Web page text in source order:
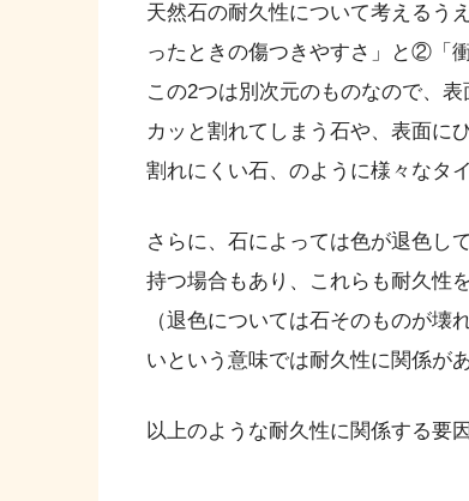
天然石の耐久性について考えるう
ったときの傷つきやすさ」と②「
この2つは別次元のものなので、
カッと割れてしまう石や、表面に
割れにくい石、のように様々なタ
さらに、石によっては色が退色し
持つ場合もあり、これらも耐久性
（退色については石そのものが
いという意味では耐久性に関係が
以上のような耐久性に関係する要